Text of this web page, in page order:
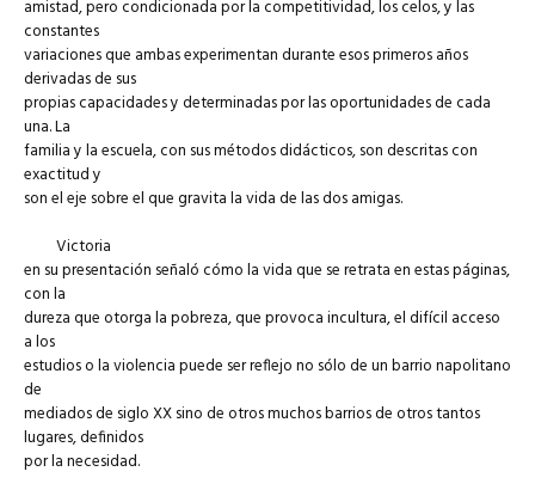
amistad, pero condicionada por la competitividad, los celos, y las
constantes
variaciones que ambas experimentan durante esos primeros años
derivadas de sus
propias capacidades y determinadas por las oportunidades de cada
una. La
familia y la escuela, con sus métodos didácticos, son descritas con
exactitud y
son el eje sobre el que gravita la vida de las dos amigas.
Victoria
en su presentación señaló cómo la vida que se retrata en estas páginas,
con la
dureza que otorga la pobreza, que provoca incultura, el difícil acceso
a los
estudios o la violencia puede ser reflejo no sólo de un barrio napolitano
de
mediados de siglo XX sino de otros muchos barrios de otros tantos
lugares, definidos
por la necesidad.